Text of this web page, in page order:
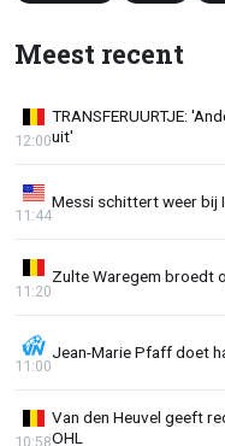
Meest recent
TRANSFERUURTJE:
uit'
12:00
Messi schittert weer bij
11:44
Zulte Waregem broedt
11:20
Jean-Marie Pfaff doet
11:00
Van den Heuvel geeft
OHL
10:58